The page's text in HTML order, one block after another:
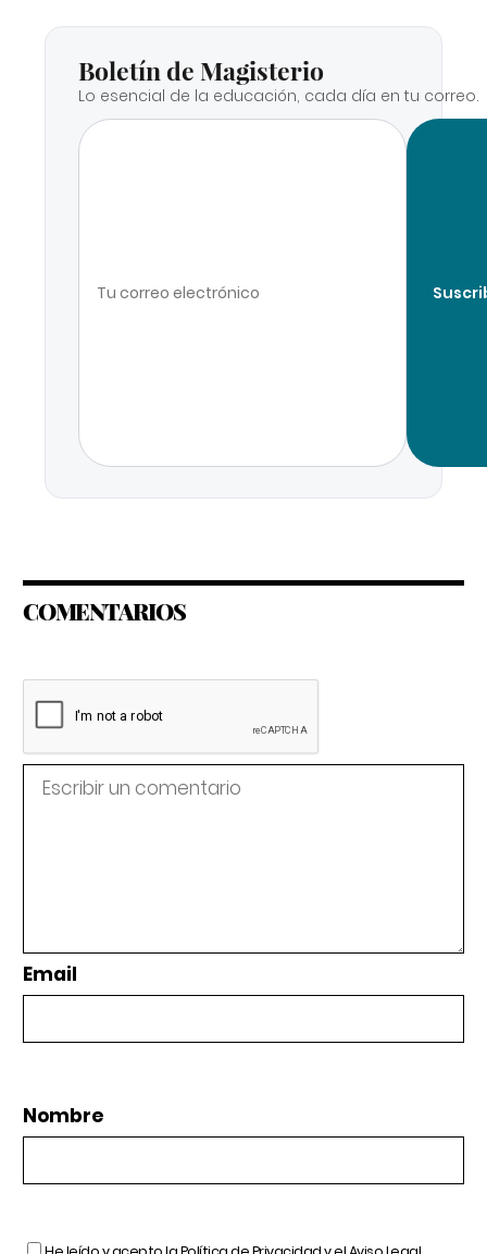
Boletín de Magisterio
Lo esencial de la educación, cada día en tu correo.
COMENTARIOS
Email
Nombre